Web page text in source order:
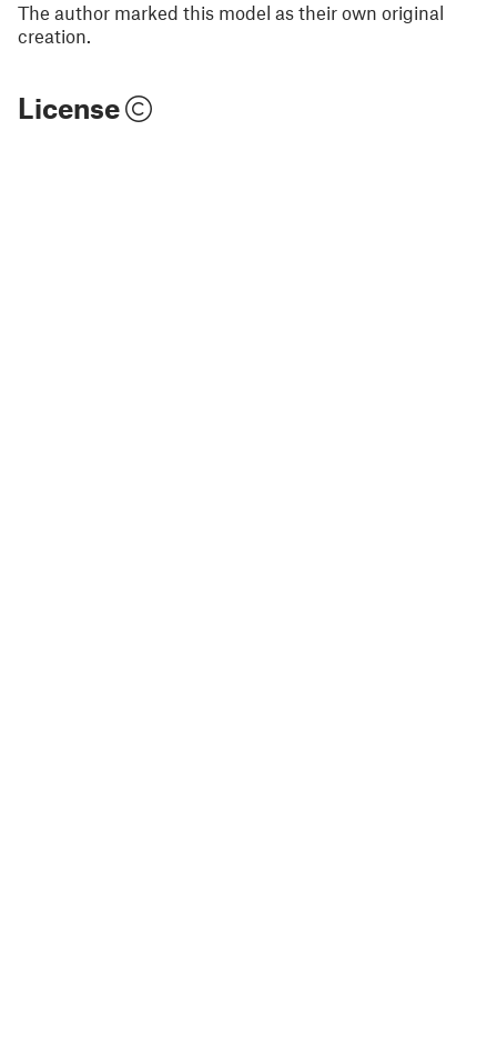
The author marked this model as their own original
creation.
License